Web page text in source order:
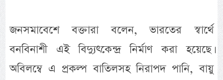
জনসমাবেশে বক্তারা বলেন, ভারতের স্বার্থে
বনবিনাশী এই বিদ্যুৎকেন্দ্র নির্মাণ করা হয়েছে।
অবিলম্বে এ প্রকল্প বাতিলসহ নিরাপদ পানি, বায়ু